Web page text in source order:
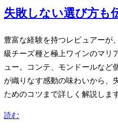
失敗しない選び方も
豊富な経験を持つレビュアーが
級チーズ5種と極上ワインのマ
ュー。コンテ、モンドールなど
が織りなす感動の味わいから、
ためのコツまで詳しく解説しま
読む